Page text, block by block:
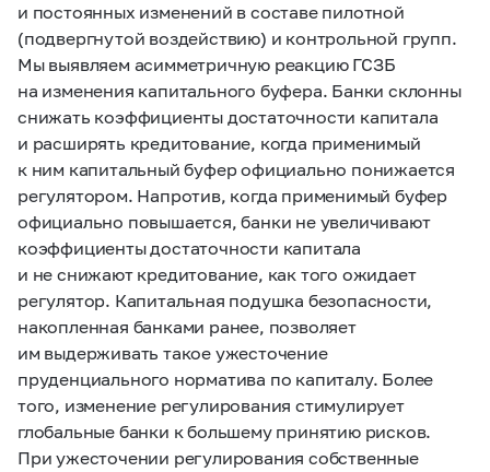
и постоянных изменений в составе пилотной
(подвергнутой воздействию) и контрольной групп.
Мы выявляем асимметричную реакцию ГСЗБ
на изменения капитального буфера. Банки склонны
снижать коэффициенты достаточности капитала
и расширять кредитование, когда применимый
к ним капитальный буфер официально понижается
регулятором. Напротив, когда применимый буфер
официально повышается, банки не увеличивают
коэффициенты достаточности капитала
и не снижают кредитование, как того ожидает
регулятор. Капитальная подушка безопасности,
накопленная банками ранее, позволяет
им выдерживать такое ужесточение
пруденциального норматива по капиталу. Более
того, изменение регулирования стимулирует
глобальные банки к большему принятию рисков.
При ужесточении регулирования собственные